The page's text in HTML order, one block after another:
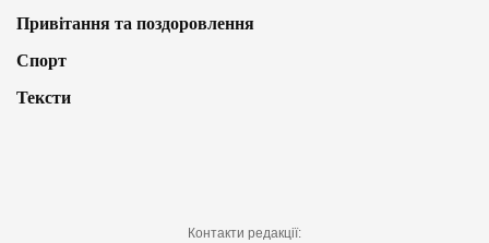
Привітання та поздоровлення
Спорт
Тексти
Контакти редакції: